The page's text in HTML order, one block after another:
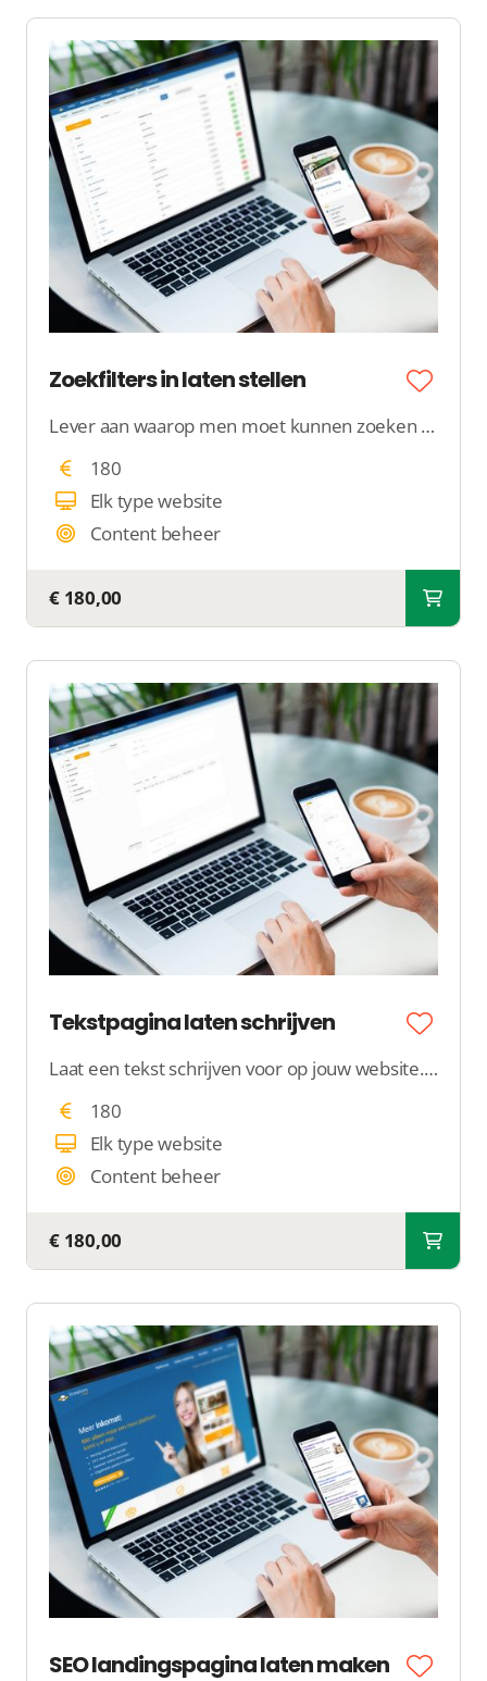
Zoekfilters in laten stellen
Lever aan waarop men moet kunnen zoeken in jouw overzicht. Wij zorgen ervoor dat jouw overzicht doorzoekbaar wordt met alle gewenste zoekfilters.
180
Elk type website
Content beheer
€ 180,00
Tekstpagina laten schrijven
Laat een tekst schrijven voor op jouw website. Een collega neemt contact met jou op om jouw wensen te bespreken en schrijft een tekst van +/-250 woorden.
180
Elk type website
Content beheer
€ 180,00
SEO landingspagina laten maken